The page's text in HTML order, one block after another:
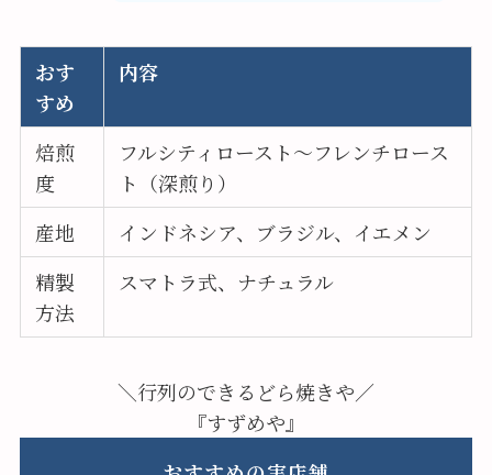
おす
すめ
内容
焙煎
度
フルシティロースト～フレンチロース
ト（深煎り）
産地
インドネシア、ブラジル、イエメン
精製
方法
スマトラ式、ナチュラル
＼行列のできるどら焼きや／
『すずめや』